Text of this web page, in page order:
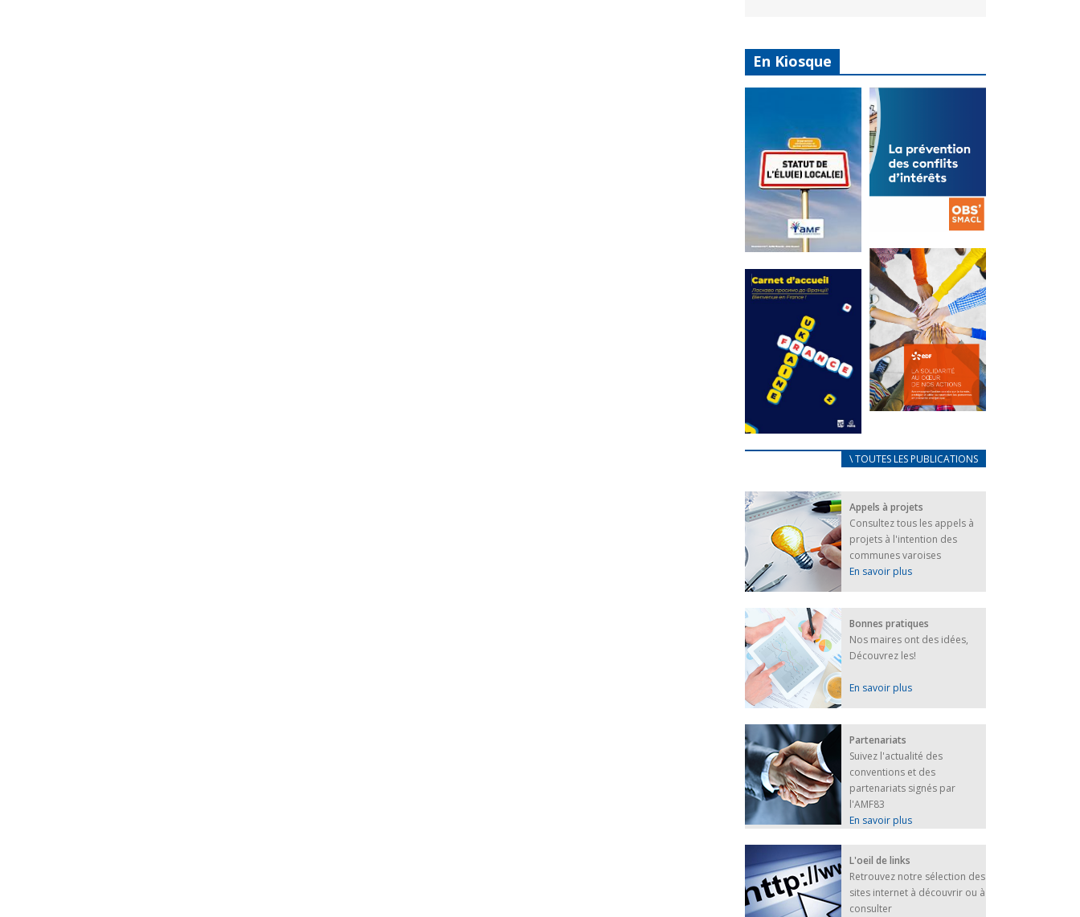
En Kiosque
Statut de
l’élu local
Mise à jour avril
2024
FEUILLETER
La
prévention
des conflits
d’intérêts
18 septembre 2023
FEUILLETER
au coeur de
nos actions
FEUILLETER
FRANÇAIS/UKRAINIEN
25 avril 2022
Afin
d’accompagner
au mieux les
réfugiés
ukrainiens arrivés
en France,...
FEUILLETER
\ TOUTES LES PUBLICATIONS
Appels à projets
Consultez tous les appels à
projets à l'intention des
communes varoises
En savoir plus
Bonnes pratiques
Nos maires ont des idées,
Découvrez les!
En savoir plus
Partenariats
Suivez l'actualité des
conventions et des
partenariats signés par
l'AMF83
En savoir plus
L'oeil de links
Retrouvez notre sélection des
sites internet à découvrir ou à
consulter